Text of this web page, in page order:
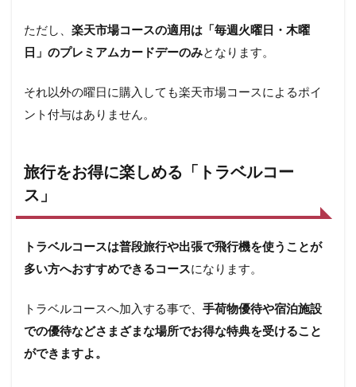
日々
の生
お得
に
ただし、 楽天市場コースの適用は「毎週火曜日・木曜
日」のプレミアムカードデーのみとなります。
それ以外の曜日に購入しても楽天市場コースによるポイ
ント付与はありません。
旅行をお得に楽しめる「トラベルコー
ス」
トラベルコースは普段旅行や出張で飛行機を使うことが
多い方へおすすめできるコースになります。
トラベルコースへ加入する事で、 手荷物優待や宿泊施設
での優待などさまざまな場所でお得な特典を受けること
ができますよ。